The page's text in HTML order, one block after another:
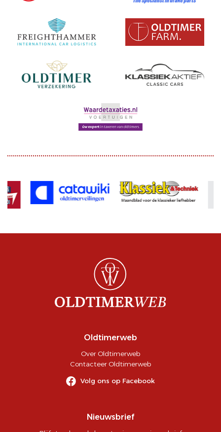
Oldtimerweb
Over Oldtimerweb
Contacteer Oldtimerweb
Volg ons op Facebook
Nieuwsbrief